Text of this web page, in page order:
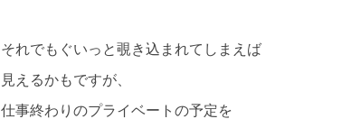
それでもぐいっと覗き込まれてしまえば
見えるかもですが、
仕事終わりのプライベートの予定を